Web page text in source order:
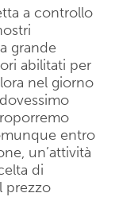
a controllo
grande
abilitati per
nel giorno
entro
un’attività
di
prezzo